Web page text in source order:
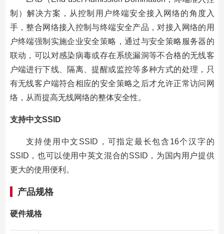
制）解决方案，从控制用户终端安全接入网络的角度入
手，整合网络接入控制与终端安全产品，对接入网络的用
户终端强制实施企业安全策略，通过与安全策略服务器的
联动，可以对感染病毒或存在系统漏洞等不合格的无线客
户端进行下线、隔离、提醒或监控等多种方式的处理，只
有无线客户端符合相应的安全策略之后才允许正常访问网
络，从而提高无线网络的整体安全性。
支持中文SSID
支持使用中文SSID，可指定最长包含16个汉字的
SSID，也可以使用中英文混合的SSID，为国内用户提供
更大的使用便利。
产品规格
硬件规格